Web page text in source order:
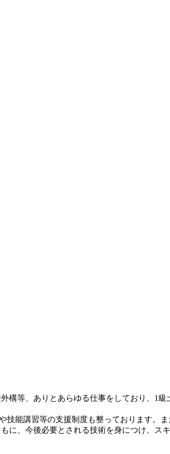
構等、ありとあらゆる仕事をしており、1
技能講習等の支援制度も整っております。
、今後必要とされる技術を身につけ、ス